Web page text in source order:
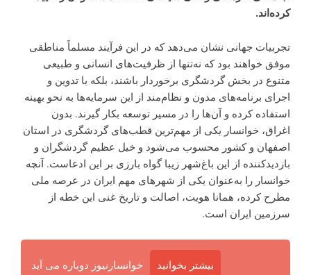
کرده­‌اند.
تجربیات جهانی نشان می‌دهد که در این فرآیند مسلماً مناطقی
موفق خواهند بود که نه‌تنها از ظرفیت‌های انسانی و طبیعی
متنوع در بخش گردشگری برخوردار باشند، بلکه با تدوین و
اجرای برنامه‌های مدون و نظام‌مند از این سرمایه‌ها به نحو بهینه
استفاده کرده و آن‌ها را در مسیر توسعه بکار گیرند. بدون
اغراق، خوانسار یکی از مهم‌ترین قطب‌های گردشگری در استان
اصفهان و کشور محسوب می‌شود و خیل عظیم گردشگران و
بازدیدکننده از این باغ‌شهر زیبا گواه بارزی بر این ادعاست. آنچه
خوانسار را به‌عنوان یکی از شهرهای مهم ایران در عرصه ملی
مطرح کرده، همانا هویت، اصالت و تاریخ غنی این خطه از
سرزمین ایران است.
بیشتر بخوانید خوانسارنیوز دوباره می آید